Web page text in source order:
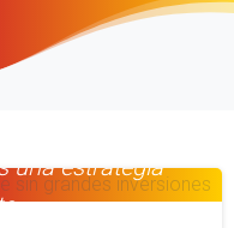
una estrategia
-